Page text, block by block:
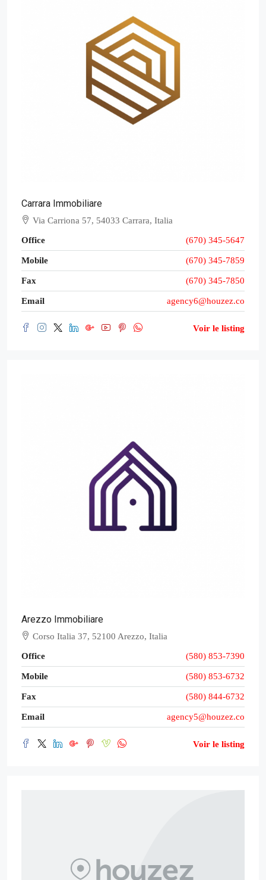
Carrara Immobiliare
Via Carriona 57, 54033 Carrara, Italia
Office (670) 345-5647
Mobile (670) 345-7859
Fax (670) 345-7850
Email agency6@houzez.co
Voir le listing
Arezzo Immobiliare
Corso Italia 37, 52100 Arezzo, Italia
Office (580) 853-7390
Mobile (580) 853-6732
Fax (580) 844-6732
Email agency5@houzez.co
Voir le listing